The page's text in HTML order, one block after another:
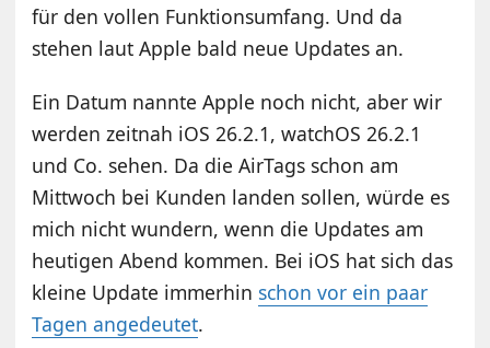
für den vollen Funktionsumfang. Und da
stehen laut Apple bald neue Updates an.
Ein Datum nannte Apple noch nicht, aber wir
werden zeitnah iOS 26.2.1, watchOS 26.2.1
und Co. sehen. Da die AirTags schon am
Mittwoch bei Kunden landen sollen, würde es
mich nicht wundern, wenn die Updates am
heutigen Abend kommen. Bei iOS hat sich das
kleine Update immerhin schon vor ein paar
Tagen angedeutet.